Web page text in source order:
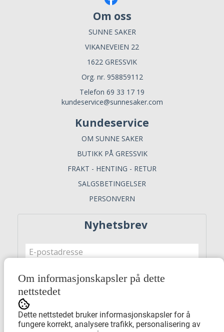
Om oss
SUNNE SAKER
VIKANEVEIEN 22
1622 GRESSVIK
Org. nr. 958859112
Telefon 69 33 17 19
kundeservice@sunnesaker.com
Kundeservice
OM SUNNE SAKER
BUTIKK PÅ GRESSVIK
FRAKT - HENTING - RETUR
SALGSBETINGELSER
PERSONVERN
Nyhetsbrev
Meld meg på
Om informasjonskapsler på dette
nettstedet
Dette nettstedet bruker informasjonskapsler for å
fungere korrekt, analysere trafikk, personalisering av